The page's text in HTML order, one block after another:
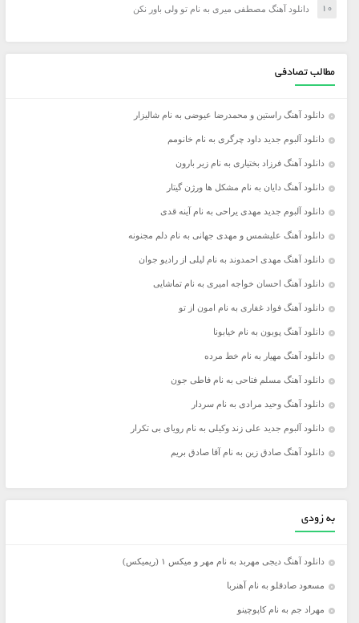
دانلود آهنگ مصطفی میری به نام تو ولی باور نکن
مطالب تصادفی
دانلود آهنگ راستین و محمدرضا عیوضی به نام شالیزار
دانلود آلبوم جدید داود چرگری به نام خانومم
دانلود آهنگ فرزاد بختیاری به نام زیر بارون
دانلود آهنگ دایان به نام مشکل ها ورژن گیتار
دانلود آلبوم جدید مهدی یراحی به نام آینه قدی
دانلود آهنگ علیشمس و مهدی جهانی به نام دلم مجنونه
دانلود آهنگ مهدی احمدوند به نام لیلی از رادیو جوان
دانلود آهنگ احسان خواجه امیری به نام تماشایی
دانلود آهنگ فواد غفاری به نام امون از تو
دانلود آهنگ پوبون به نام خیابونا
دانلود آهنگ مهیار به نام خط مرده
دانلود آهنگ مسلم فتاحی به نام فاطی جون
دانلود آهنگ وحید مرادی به نام سردار
دانلود آلبوم جدید علی زند وکیلی به نام رویای بی تکرار
دانلود آهنگ صادق زین به نام آقا صادق بریم
به زودی
دانلود آهنگ دیجی مهربد به نام مهر و میکس ۱ (ریمیکس)
مسعود صادقلو به نام آهنربا
مهراد جم به نام کاپوچینو